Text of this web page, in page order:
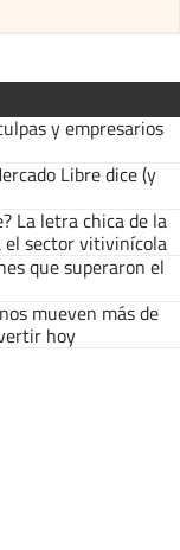
y empresarios
Libre dice (y
La letra chica de la
el sector vitivinícola
que superaron el
mueven más de
hoy